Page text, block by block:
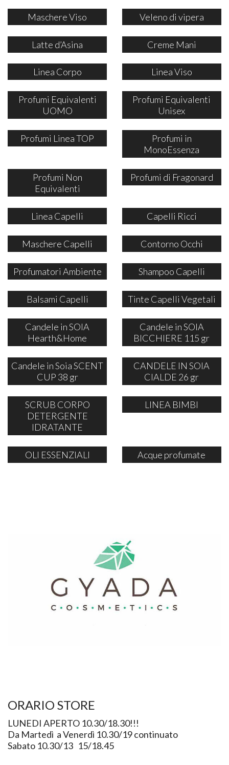
Maschere Viso Veleno di vipera
Latte d’Asina Creme Mani
Linea Corpo Linea Viso
Profumi Equivalenti
UOMO
Profumi Equivalenti
Unisex
Profumi Linea TOP
Profumi in
MonoEssenza
Profumi Non
Equivalenti
Profumi di Fragonard
Linea Capelli Capelli Ricci
Maschere Capelli Contorno Occhi
Profumatori Ambiente Shampoo Capelli
Balsami Capelli Tinte Capelli Vegetali
Candele in SOIA
Hearth&Home
Candele in SOIA
BICCHIERE 115 gr
Candele in Soia SCENT
CUP 38 gr
CANDELE IN SOIA
CIALDE 26 gr
SCRUB CORPO
DETERGENTE
IDRATANTE
LINEA BIMBI
OLI ESSENZIALI Acque profumate
ORARIO STORE
LUNEDI APERTO 10.30/18.30!!!
Da Martedì a Venerdì 10.30/19 continuato
Sabato 10.30/13 15/18.45